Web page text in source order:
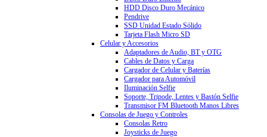
HDD Disco Duro Mecánico
Pendrive
SSD Unidad Estado Sólido
Tarjeta Flash Micro SD
Celular y Accesorios
Adaptadores de Audio, BT y OTG
Cables de Datos y Carga
Cargador de Celular y Baterías
Cargador para Automóvil
Iluminación Selfie
Soporte, Tripode, Lentes y Bastón Selfie
Transmisor FM Bluetooth Manos Libres
Consolas de Juego y Controles
Consolas Retro
Joysticks de Juego